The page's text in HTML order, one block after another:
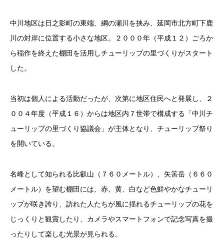
中川地区は日之影町の東端、綱の瀬川を挟み、延岡市北方町下鹿
川の対岸に位置する小さな地区。２０００年（平成１２）ごろか
ら稲作を終えた棚田を活用しチューリップの里づくりがスタート
した。
当初は個人による活動だったが、次第に地区住民へと発展し、２
００４年度（平成１６）からは地区内７世帯で構成する「中川チ
ューリップの里づくり協議会」が主体となり、チューリップ祭り
を開いている。
名峰として知られる比叡山（７６０メートル）、矢筈岳（６６０
メートル）を望む棚田には、赤、黄、白など色鮮やかなチューリ
ップが咲き誇り、訪れた人たちが風に揺れるチューリップの花を
じっくりと観賞したり、カメラやスマートフォンで記念写真を撮
ったりして楽しむ光景が見られる。